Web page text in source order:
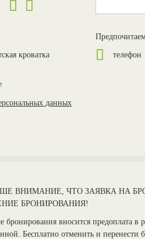
кроватка телефон
данных
ВНИМАНИЕ, ЧТО ЗАЯВКА НА
БРОНИРОВАНИЯ!
бронирования вносится предоплата в
Бесплатно отменить и